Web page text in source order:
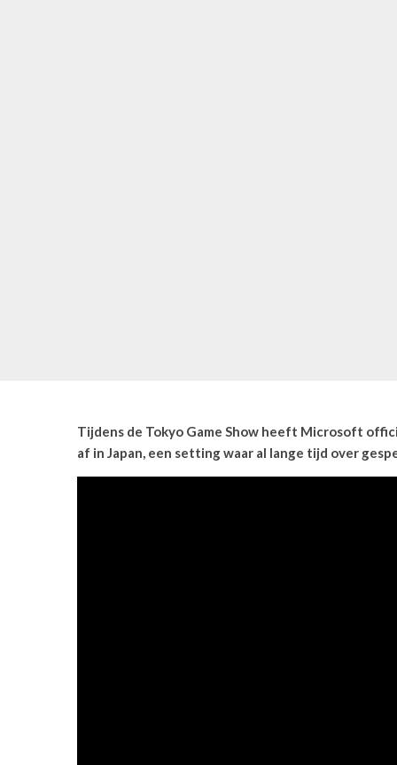
Tijdens de Tokyo Game Show heeft Microsoft
af in Japan, een setting waar al lange tijd over